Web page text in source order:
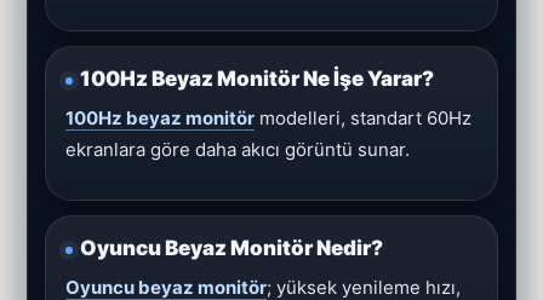
100Hz Beyaz Monitör Ne İşe Yarar?
100Hz beyaz monitör modelleri, standart 60Hz
ekranlara göre daha akıcı görüntü sunar.
Oyuncu Beyaz Monitör Nedir?
Oyuncu beyaz monitör; yüksek yenileme hızı,